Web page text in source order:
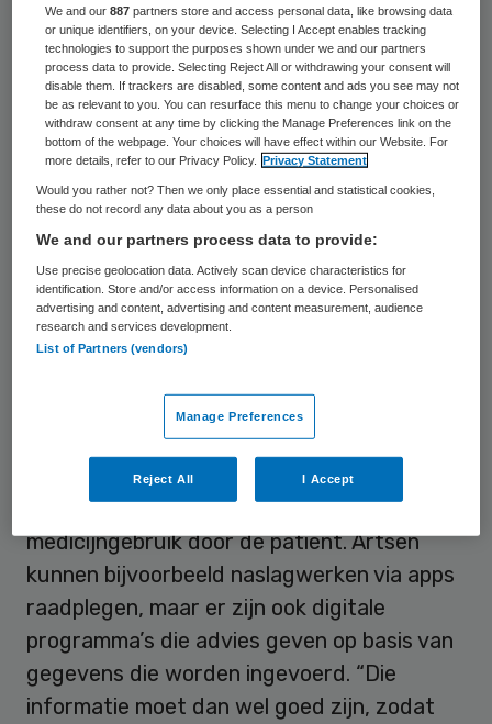
Artsenorganisatie KNMG komt later in het
jaar met een richtlijn waarmee artsen
kunnen beoordelen of een medische app die
zij zelf willen gebruiken of aan patiënten
willen adviseren goed en betrouwbaar is.
Met de richtlijn in de hand moeten artsen
makkelijker antwoord kunnen geven op
vragen als: ‘is de app goed beveiligd?’ en
‘geeft deze app de juiste informatie?’.
Medische en gezondheidsapps kunnen
artsen en patiënten helpen meer inzicht te
krijgen in aandoeningen, gedrag en
medicijngebruik door de patiënt. Artsen
kunnen bijvoorbeeld naslagwerken via apps
raadplegen, maar er zijn ook digitale
programma’s die advies geven op basis van
gegevens die worden ingevoerd. “Die
informatie moet dan wel goed zijn, zodat
We and our887 partners store and access personal data, like browsing data
or unique identifiers, on your device. Selecting I Accept enables tracking
technologies to support the purposes shown under we and our partners
process data to provide. Selecting Reject All or withdrawing your consent will
disable them. If trackers are disabled, some content and ads you see may not
be as relevant to you. You can resurface this menu to change your choices or
withdraw consent at any time by clicking the Manage Preferences link on the
bottom of the webpage. Your choices will have effect within our Website. For
more details, refer to our Privacy Policy.
Privacy Statement
Would you rather not? Then we only place essential and statistical cookies,
these do not record any data about you as a person
We and our partners process data to provide:
Use precise geolocation data. Actively scan device characteristics for
identification. Store and/or access information on a device. Personalised
advertising and content, advertising and content measurement, audience
research and services development.
List of Partners (vendors)
Manage Preferences
Reject All I Accept